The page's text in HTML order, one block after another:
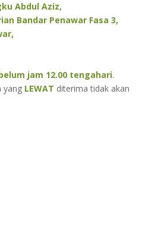
Abdul Aziz,
Bandar Penawar Fasa 3,
jam 12.00 tengahari.
yang LEWAT diterima tidak akan